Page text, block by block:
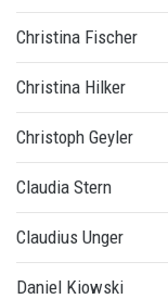
Christina Fischer
Christina Hilker
Christoph Geyler
Claudia Stern
Claudius Unger
Daniel Kiowski